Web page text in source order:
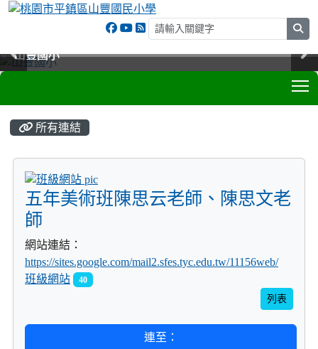
山豐國小
山豐國小
山豐國小
山豐國小
所有連結
title:班級網站
五年美術班陳思云老師、陳思文老
師
網站連結：
https://sites.google.com/mail2.sfes.tyc.edu.tw/11156web/
班級網站
40
列表
連至：